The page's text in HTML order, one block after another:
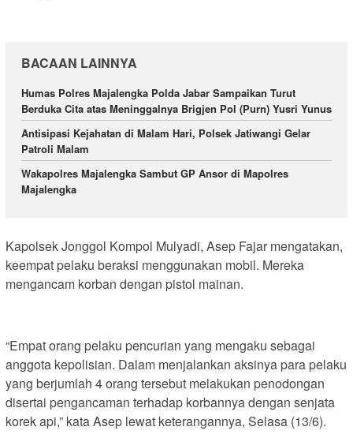
BACAAN LAINNYA
Humas Polres Majalengka Polda Jabar Sampaikan Turut
Berduka Cita atas Meninggalnya Brigjen Pol (Purn) Yusri Yunus
Antisipasi Kejahatan di Malam Hari, Polsek Jatiwangi Gelar
Patroli Malam
Wakapolres Majalengka Sambut GP Ansor di Mapolres
Majalengka
Kapolsek Jonggol Kompol Mulyadi, Asep Fajar mengatakan,
keempat pelaku beraksi menggunakan mobil. Mereka
mengancam korban dengan pistol mainan.
“Empat orang pelaku pencurian yang mengaku sebagai
anggota kepolisian. Dalam menjalankan aksinya para pelaku
yang berjumlah 4 orang tersebut melakukan penodongan
disertai pengancaman terhadap korbannya dengan senjata
korek api,” kata Asep lewat keterangannya, Selasa (13/6).